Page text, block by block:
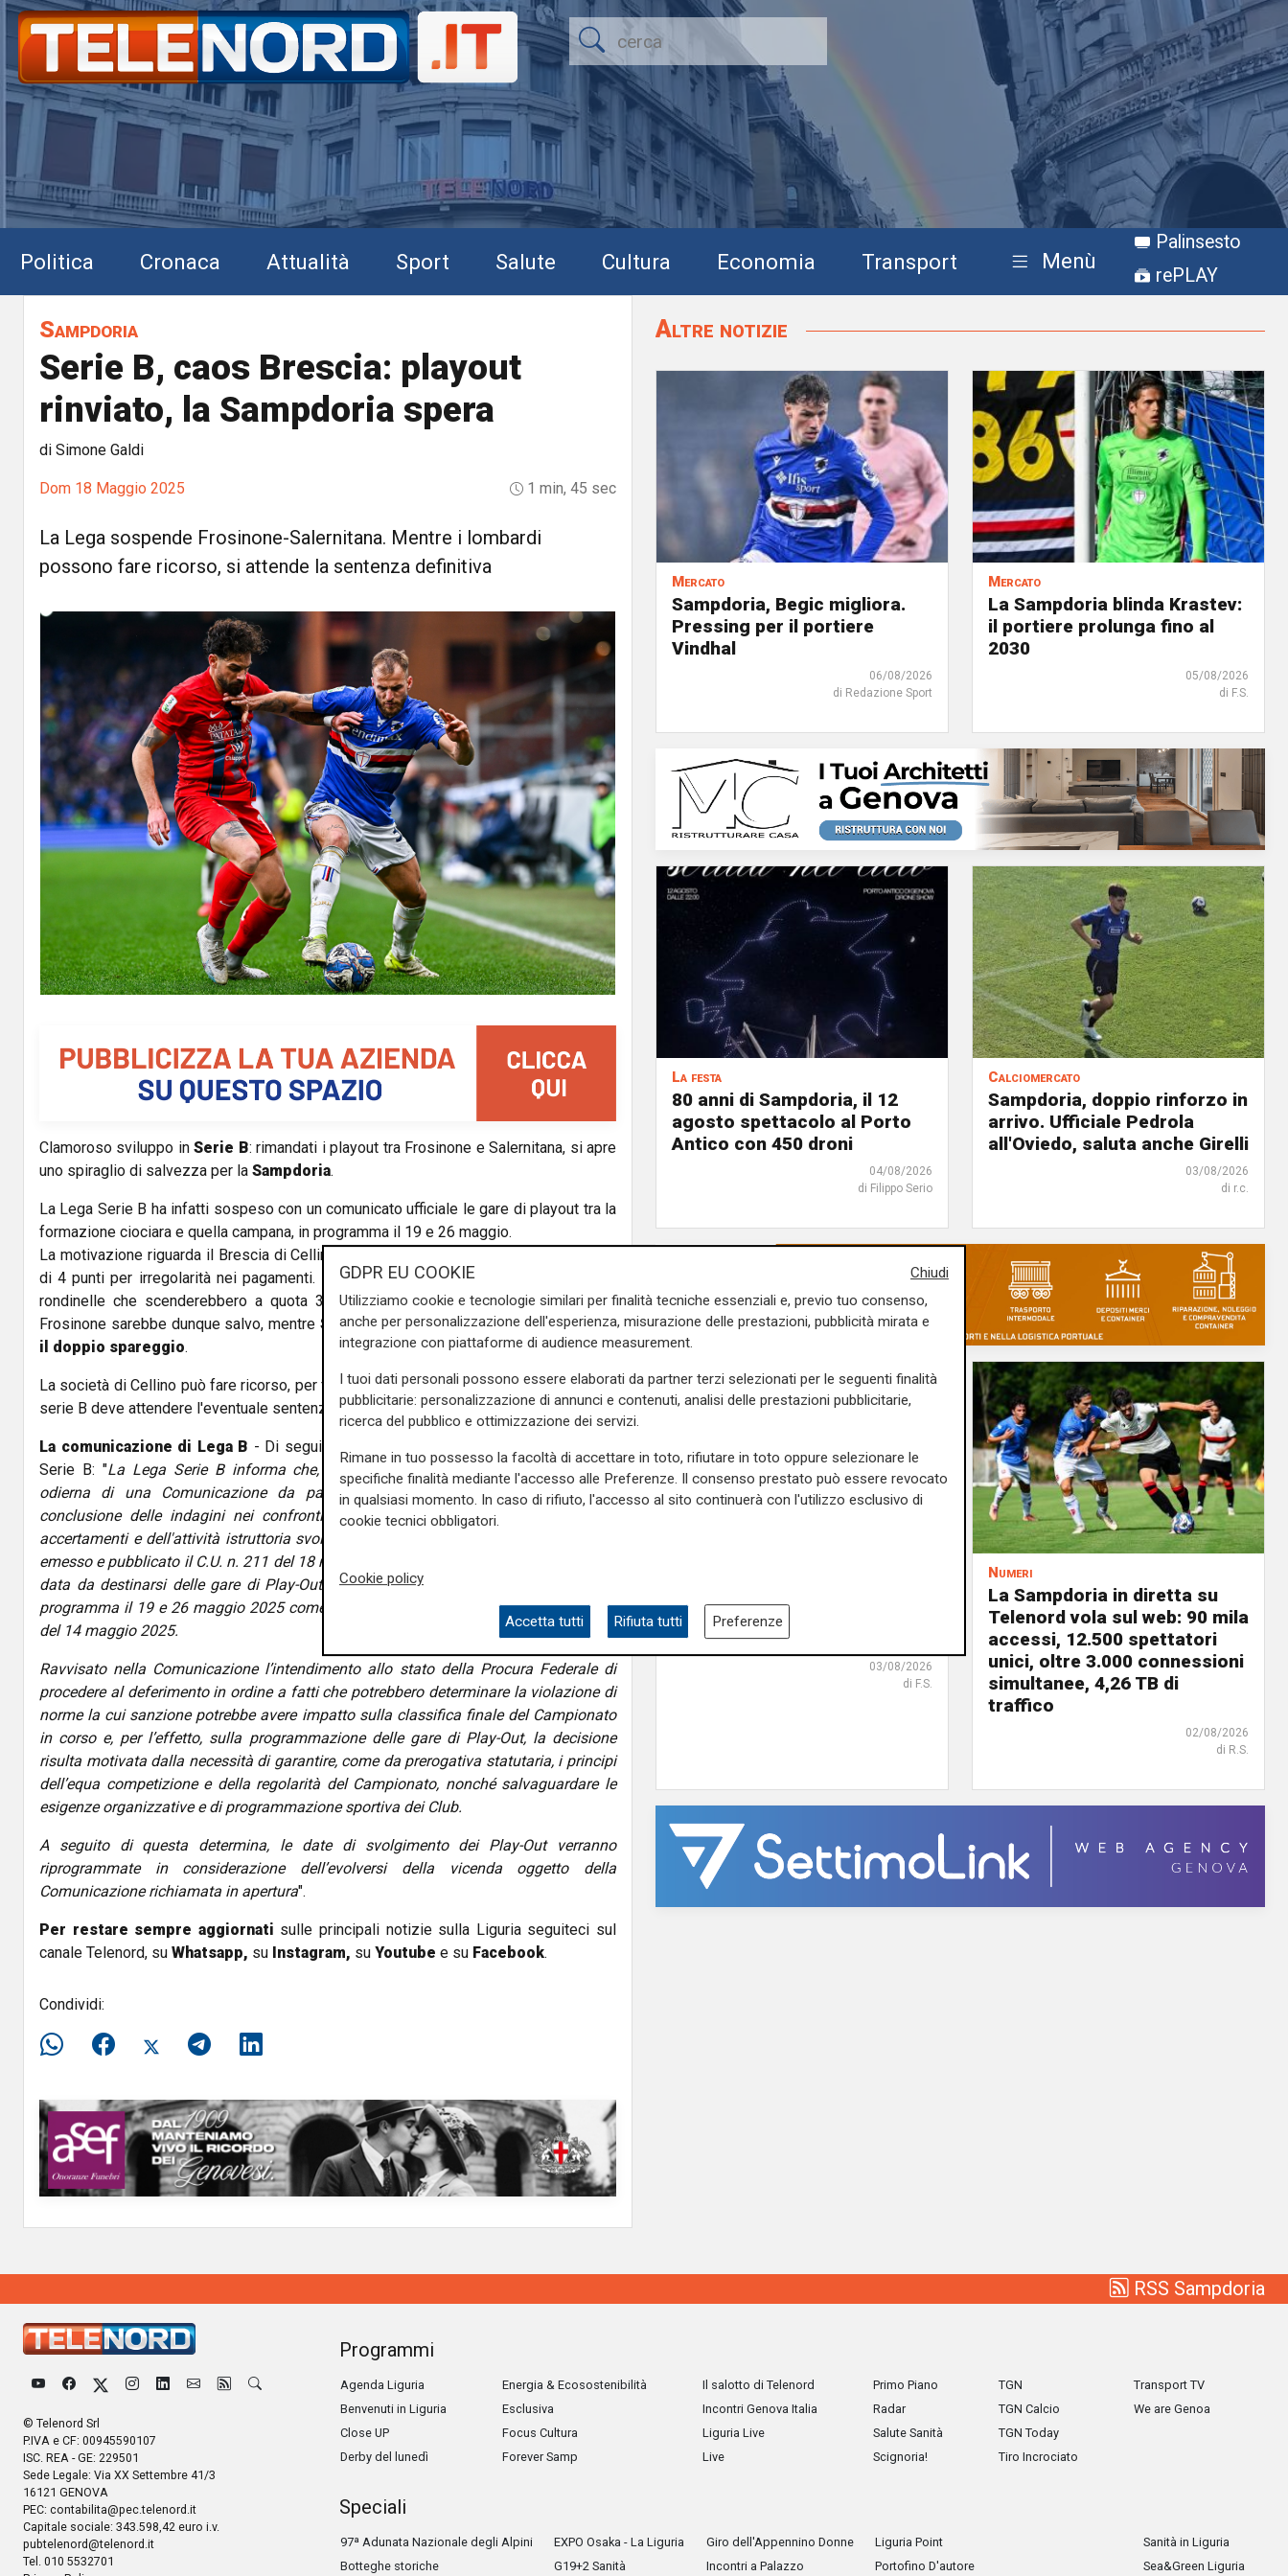
Politica Cronaca Attualità Sport Salute Cultura Economia Transport Menù
Palinsesto
rePLAY
Sampdoria
Serie B, caos Brescia: playout
rinviato, la Sampdoria spera
di Simone Galdi
Dom 18 Maggio 2025 1 min, 45 sec
La Lega sospende Frosinone-Salernitana. Mentre i lombardi
possono fare ricorso, si attende la sentenza definitiva
Clamoroso sviluppo inSerie B: rimandati i playout tra Frosinone e Salernitana, si apre
uno spiraglio di salvezza per la Sampdoria.
La Lega Serie B ha infatti sospeso con un comunicato ufficiale le gare di playout tra la
formazione ciociara e quella campana, in programma il 19 e 26 maggio.
La motivazione riguarda il Brescia di Cellino, che potrebbe subire una penalizzazione
di 4 punti per irregolarità nei pagamenti. La classifica verrebbe così riscritta, con le
rondinelle che scenderebbero a quota 39 punti, terzultime e quindi retrocesse. Il
Frosinone sarebbe dunque salvo, mentre Salernitana e Sampdoria giocherebbero
il doppio spareggio.
La società di Cellino può fare ricorso, per fissare le nuove date del play out la Lega di
serie B deve attendere l'eventuale sentenza definitiva.
La comunicazione di Lega B - Di seguito il testo pubblicato sul sito ufficiale della
Serie B: "La Lega Serie B informa che, in considerazione della ricezione in data
odierna di una Comunicazione da parte del Procuratore Federale inerente la
conclusione delle indagini nei confronti di una società associata, all’esito degli
accertamenti e dell'attività istruttoria svolti a seguito di segnalazione Co.Vi.So.C, ha
emesso e pubblicato il C.U. n. 211 del 18 maggio 2025, nel quale si dispone il rinvio a
data da destinarsi delle gare di Play-Out del Campionato Serie BKT 2024/2025, in
programma il 19 e 26 maggio 2025 come da CC.UU. 202 del 10 maggio 2025 e 209
del 14 maggio 2025.
Ravvisato nella Comunicazione l’intendimento allo stato della Procura Federale di
procedere al deferimento in ordine a fatti che potrebbero determinare la violazione di
norme la cui sanzione potrebbe avere impatto sulla classifica finale del Campionato
in corso e, per l’effetto, sulla programmazione delle gare di Play-Out, la decisione
risulta motivata dalla necessità di garantire, come da prerogativa statutaria, i principi
dell’equa competizione e della regolarità del Campionato, nonché salvaguardare le
esigenze organizzative e di programmazione sportiva dei Club.
A seguito di questa determina, le date di svolgimento dei Play-Out verranno
riprogrammate in considerazione dell’evolversi della vicenda oggetto della
Comunicazione richiamata in apertura".
Per restare sempre aggiornati sulle principali notizie sulla Liguria seguiteci sul
canale Telenord, su Whatsapp, su Instagram, su Youtube e su Facebook.
Condividi:
Altre notizie
Mercato
Sampdoria, Begic migliora.
Pressing per il portiere
Vindhal
06/08/2026
di Redazione Sport
Mercato
La Sampdoria blinda Krastev:
il portiere prolunga fino al
2030
05/08/2026
di F.S.
La festa
80 anni di Sampdoria, il 12
agosto spettacolo al Porto
Antico con 450 droni
04/08/2026
di Filippo Serio
Calciomercato
Sampdoria, doppio rinforzo in
arrivo. Ufficiale Pedrola
all'Oviedo, saluta anche Girelli
03/08/2026
di r.c.
abbonamenti a gonfie vele:
superata quota 15mila rinnovi
03/08/2026
di F.S.
Numeri
La Sampdoria in diretta su
Telenord vola sul web: 90 mila
accessi, 12.500 spettatori
unici, oltre 3.000 connessioni
simultanee, 4,26 TB di
traffico
02/08/2026
di R.S.
RSS Sampdoria
© Telenord Srl
P.IVA e CF: 00945590107
ISC. REA - GE: 229501
Sede Legale: Via XX Settembre 41/3
16121 GENOVA
PEC: contabilita@pec.telenord.it
Capitale sociale: 343.598,42 euro i.v.
pubtelenord@telenord.it
Tel. 010 5532701
Programmi
Agenda Liguria
Benvenuti in Liguria
Close UP
Derby del lunedì
Energia & Ecosostenibilità
Esclusiva
Focus Cultura
Forever Samp
Il salotto di Telenord
Incontri Genova Italia
Liguria Live
Live
Primo Piano
Radar
Salute Sanità
Scignoria!
TGN
TGN Calcio
TGN Today
Tiro Incrociato
Transport TV
We are Genoa
Speciali
97ª Adunata Nazionale degli Alpini
Botteghe storiche
EXPO Osaka - La Liguria
G19+2 Sanità
Giro dell'Appennino Donne
Incontri a Palazzo
Liguria Point
Portofino D'autore
Sanità in Liguria
Sea&Green Liguria
Chiudi
GDPR EU COOKIE
Utilizziamo cookie e tecnologie similari per finalità tecniche essenziali e, previo tuo consenso,
anche per personalizzazione dell'esperienza, misurazione delle prestazioni, pubblicità mirata e
integrazione con piattaforme di audience measurement.
I tuoi dati personali possono essere elaborati da partner terzi selezionati per le seguenti finalità
pubblicitarie: personalizzazione di annunci e contenuti, analisi delle prestazioni pubblicitarie,
ricerca del pubblico e ottimizzazione dei servizi.
Rimane in tuo possesso la facoltà di accettare in toto, rifiutare in toto oppure selezionare le
specifiche finalità mediante l'accesso alle Preferenze. Il consenso prestato può essere revocato
in qualsiasi momento. In caso di rifiuto, l'accesso al sito continuerà con l'utilizzo esclusivo di
cookie tecnici obbligatori.
Cookie policy
Accetta tutti Rifiuta tutti Preferenze